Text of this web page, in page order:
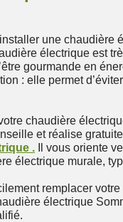
une chaudière
électrique est
gourmande en
: elle permet
chaudière
et réalise
. Il vous oriente
électrique murale,
remplacer
électrique